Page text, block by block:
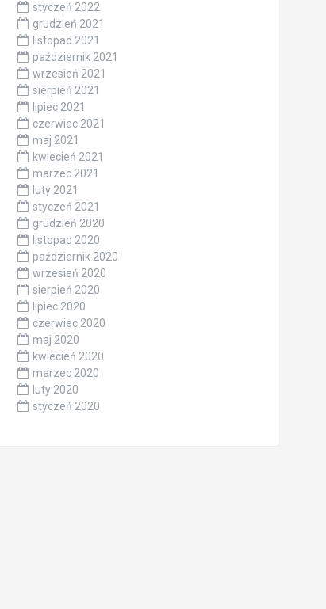
styczeń 2022
grudzień 2021
listopad 2021
październik 2021
wrzesień 2021
sierpień 2021
lipiec 2021
czerwiec 2021
maj 2021
kwiecień 2021
marzec 2021
luty 2021
styczeń 2021
grudzień 2020
listopad 2020
październik 2020
wrzesień 2020
sierpień 2020
lipiec 2020
czerwiec 2020
maj 2020
kwiecień 2020
marzec 2020
luty 2020
styczeń 2020